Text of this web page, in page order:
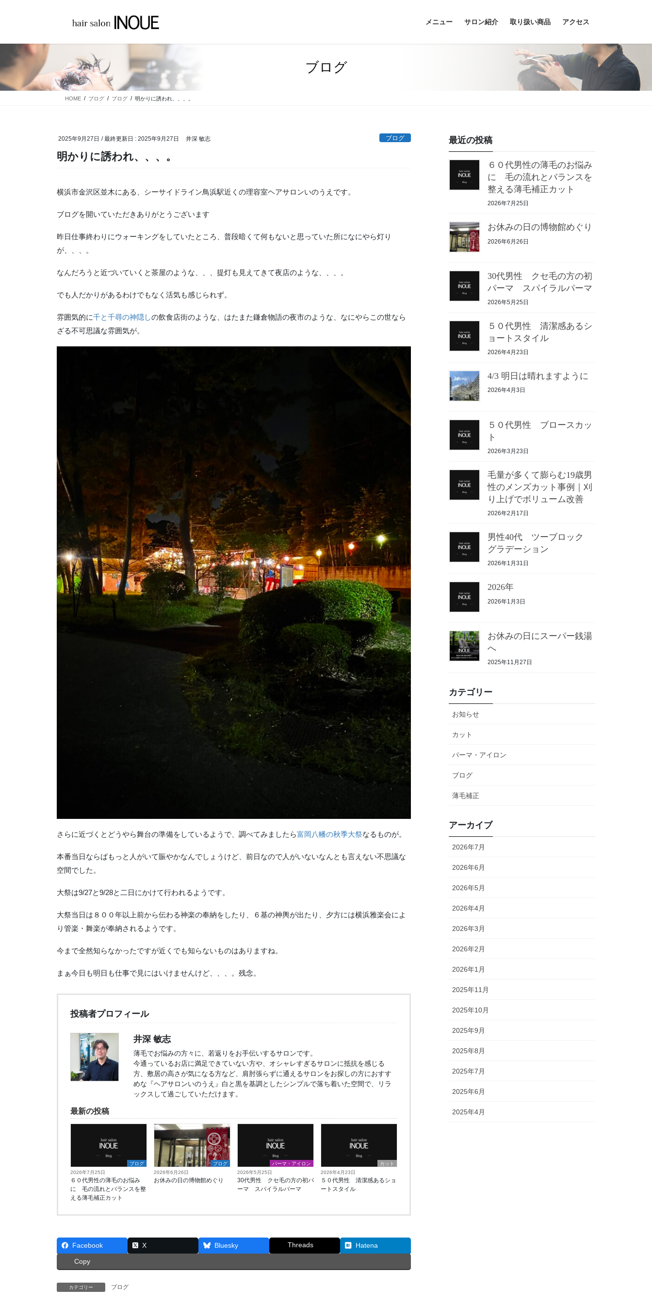
移
動
ン
に
移
メニュー サロン紹介 取り扱い商品 アクセス
ブログ
HOME ブログ ブログ 明かりに誘われ、、、。
2025年9月27日 / 最終更新日 : 2025年9月27日 井深 敏志 ブログ
明かりに誘われ、、、。
横浜市金沢区並木にある、シーサイドライン鳥浜駅近くの理容室ヘアサロンいのうえです。
ブログを開いていただきありがとうございます
昨日仕事終わりにウォーキングをしていたところ、普段暗くて何もないと思っていた所になにやら灯り
が、、、。
なんだろうと近づいていくと茶屋のような、、、提灯も見えてきて夜店のような、、、。
でも人だかりがあるわけでもなく活気も感じられず。
雰囲気的に千と千尋の神隠しの飲食店街のような、はたまた鎌倉物語の夜市のような、なにやらこの世なら
ざる不可思議な雰囲気が。
さらに近づくとどうやら舞台の準備をしているようで、調べてみましたら富岡八幡の秋季大祭なるものが。
本番当日ならばもっと人がいて賑やかなんでしょうけど、前日なので人がいないなんとも言えない不思議な
空間でした。
大祭は9/27と9/28と二日にかけて行われるようです。
大祭当日は８００年以上前から伝わる神楽の奉納をしたり、６基の神輿が出たり、夕方には横浜雅楽会によ
り管楽・舞楽が奉納されるようです。
今まで全然知らなかったですが近くでも知らないものはありますね。
まぁ今日も明日も仕事で見にはいけませんけど、、、。残念。
投稿者プロフィール
井深 敏志
薄毛でお悩みの方々に、若返りをお手伝いするサロンです。
今通っているお店に満足できていない方や、オシャレすぎるサロンに抵抗を感じる
方、敷居の高さが気になる方など、肩肘張らずに通えるサロンをお探しの方におすす
めな『ヘアサロンいのうえ』白と黒を基調としたシンプルで落ち着いた空間で、リラ
ックスして過ごしていただけます。
最新の投稿
ブログ
2026年7月25日
６０代男性の薄毛のお悩み
に 毛の流れとバランスを整
える薄毛補正カット
ブログ
2026年6月26日
お休みの日の博物館めぐり
パーマ・アイロン
2026年5月25日
30代男性 クセ毛の方の初パ
ーマ スパイラルパーマ
カット
2026年4月23日
５０代男性 清潔感あるショ
ートスタイル
Facebook X Bluesky Threads Hatena
Copy
カテゴリー ブログ
最近の投稿
６０代男性の薄毛のお悩み
に 毛の流れとバランスを
整える薄毛補正カット
2026年7月25日
お休みの日の博物館めぐり
2026年6月26日
30代男性 クセ毛の方の初
パーマ スパイラルパーマ
2026年5月25日
５０代男性 清潔感あるシ
ョートスタイル
2026年4月23日
4/3 明日は晴れますように
2026年4月3日
５０代男性 ブロースカッ
ト
2026年3月23日
毛量が多くて膨らむ19歳男
性のメンズカット事例｜刈
り上げでボリューム改善
2026年2月17日
男性40代 ツーブロック
グラデーション
2026年1月31日
2026年
2026年1月3日
お休みの日にスーパー銭湯
へ
2025年11月27日
カテゴリー
お知らせ
カット
パーマ・アイロン
ブログ
薄毛補正
アーカイブ
2026年7月
2026年6月
2026年5月
2026年4月
2026年3月
2026年2月
2026年1月
2025年11月
2025年10月
2025年9月
2025年8月
2025年7月
2025年6月
2025年4月